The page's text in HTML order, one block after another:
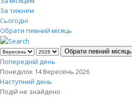
За тижнем
Сьогодні
Обрати певний місяць
Обрати певний місяць
Попередній день
Понеділок 14 Вересень 2026
Наступний день
Подій не знайдено